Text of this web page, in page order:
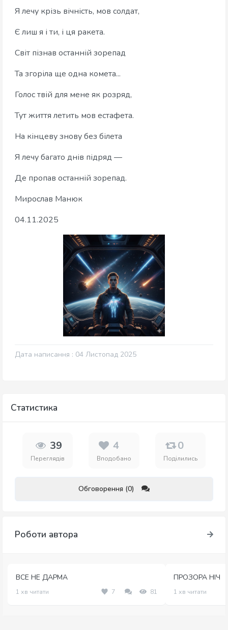
Я лечу крізь вічність, мов солдат,
Є лиш я і ти, і ця ракета.
Світ пізнав останній зорепад
Та згоріла ще одна комета...
Голос твій для мене як розряд,
Тут життя летить мов естафета.
На кінцеву знову без білета
Я лечу багато днів підряд —
Де пропав останній зорепад.
Мирослав Манюк
04.11.2025
Дата написання : 04 Листопад 2025
Статистика
39
Переглядів
4
Вподобано
0
Поділились
Обговорення (0)
Роботи автора
ВСЕ НЕ ДАРМА
1 хв читати 7 81
ПРОЗОРА НІЧ
1 хв читати